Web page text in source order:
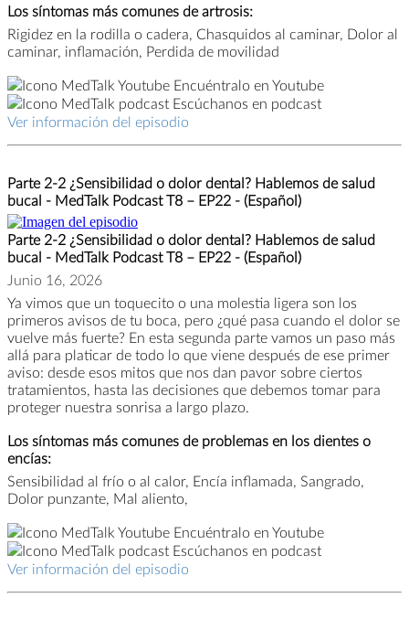
Los síntomas más comunes de artrosis:
Rigidez en la rodilla o cadera, Chasquidos al caminar, Dolor al
caminar, inflamación, Perdida de movilidad
Encuéntralo en Youtube
Escúchanos en podcast
Ver información del episodio
Parte 2-2 ¿Sensibilidad o dolor dental? Hablemos de salud
bucal - MedTalk Podcast T8 – EP22 - (Español)
Parte 2-2 ¿Sensibilidad o dolor dental? Hablemos de salud
bucal - MedTalk Podcast T8 – EP22 - (Español)
Junio 16, 2026
Ya vimos que un toquecito o una molestia ligera son los
primeros avisos de tu boca, pero ¿qué pasa cuando el dolor se
vuelve más fuerte? En esta segunda parte vamos un paso más
allá para platicar de todo lo que viene después de ese primer
aviso: desde esos mitos que nos dan pavor sobre ciertos
tratamientos, hasta las decisiones que debemos tomar para
proteger nuestra sonrisa a largo plazo.
Los síntomas más comunes de problemas en los dientes o
encías:
Sensibilidad al frío o al calor, Encía inflamada, Sangrado,
Dolor punzante, Mal aliento,
Encuéntralo en Youtube
Escúchanos en podcast
Ver información del episodio